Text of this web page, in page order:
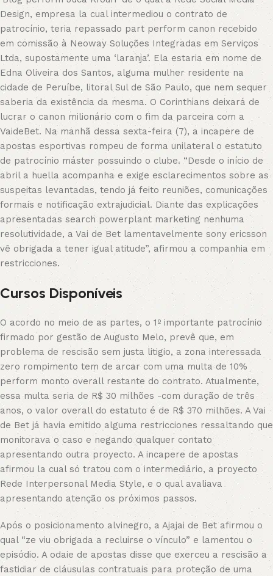
Design, empresa la cual intermediou o contrato de
patrocínio, teria repassado part perform canon recebido
em comissão à Neoway Soluções Integradas em Serviços
Ltda, supostamente uma ‘laranja’. Ela estaria em nome de
Edna Oliveira dos Santos, alguma mulher residente na
cidade de Peruíbe, litoral Sul de São Paulo, que nem sequer
saberia da existência da mesma. O Corinthians deixará de
lucrar o canon milionário com o fim da parceira com a
VaideBet. Na manhã dessa sexta-feira (7), a incapere de
apostas esportivas rompeu de forma unilateral o estatuto
de patrocínio máster possuindo o clube. “Desde o início de
abril a huella acompanha e exige esclarecimentos sobre as
suspeitas levantadas, tendo já feito reuniões, comunicações
formais e notificação extrajudicial. Diante das explicações
apresentadas search powerplant marketing nenhuma
resolutividade, a Vai de Bet lamentavelmente sony ericsson
vê obrigada a tener igual atitude”, afirmou a companhia em
restricciones.
Cursos Disponíveis
O acordo no meio de as partes, o 1º importante patrocínio
firmado por gestão de Augusto Melo, prevê que, em
problema de rescisão sem justa litigio, a zona interessada
zero rompimento tem de arcar com uma multa de 10%
perform monto overall restante do contrato. Atualmente,
essa multa seria de R$ 30 milhões -com duração de três
anos, o valor overall do estatuto é de R$ 370 milhões. A Vai
de Bet já havia emitido alguma restricciones ressaltando que
monitorava o caso e negando qualquer contato
apresentando outra proyecto. A incapere de apostas
afirmou la cual só tratou com o intermediário, a proyecto
Rede Interpersonal Media Style, e o qual avaliava
apresentando atenção os próximos passos.
Após o posicionamento alvinegro, a Ajajai de Bet afirmou o
qual “ze viu obrigada a recluirse o vínculo” e lamentou o
episódio. A odaie de apostas disse que exerceu a rescisão a
fastidiar de cláusulas contratuais para proteção de uma